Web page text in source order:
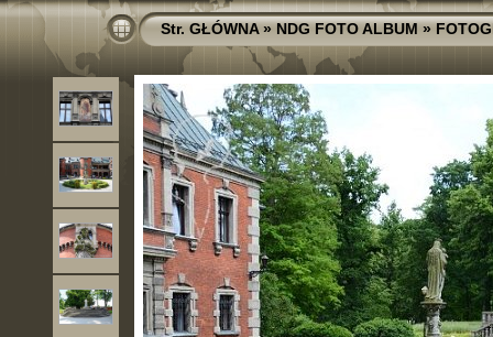
Str. GŁÓWNA»NDG FOTO ALBUM»